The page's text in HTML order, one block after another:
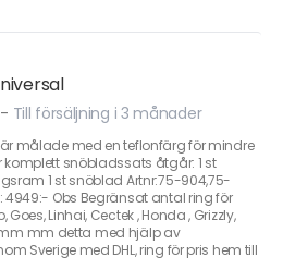
- Till försäljning i 3 månader
målade med en teflonfärg för mindre
komplett snöbladssats åtgår: 1 st
1 st snöblad Artnr:75-904,75-
4949:- Obs Begränsat antal ring för
Linhai, Cectek , Honda , Grizzly,
mm detta med hjälp av
Sverige med DHL, ring för pris hem till